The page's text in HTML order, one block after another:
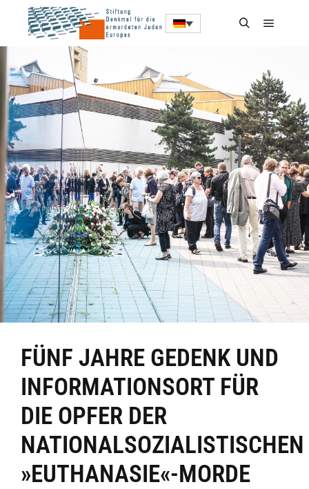
FÜNF JAHRE GEDENK UND
INFORMATIONSORT FÜR
DIE OPFER DER
NATIONALSOZIALISTISCHEN
»EUTHANASIE«-MORDE